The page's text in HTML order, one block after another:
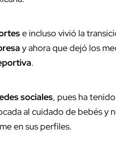
e incluso vivió la
y ahora que dejó los
.
sociales, pues ha
al cuidado de bebés y
en sus perfiles.